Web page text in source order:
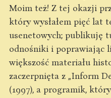
Moim też! Z tej okazji
który wysłałem pięć lat
usenetowych; publikuję
odnośniki i poprawiając
większość materiału
zaczerpnięta z „Inform
(1997), a programik,